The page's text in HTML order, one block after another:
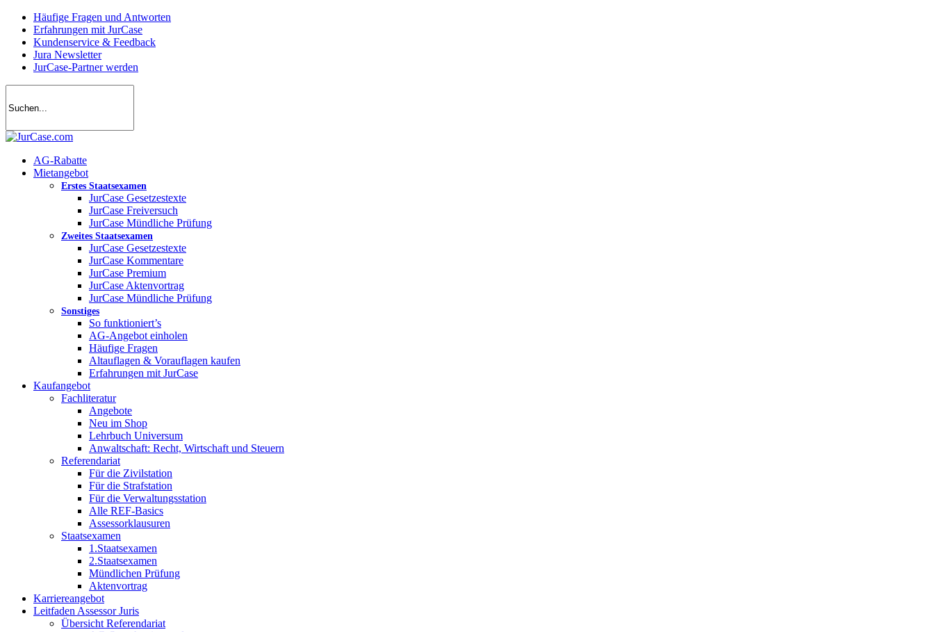
Skip
main
content
Häufige Fragen und Antworten
Erfahrungen mit JurCase
Kundenservice & Feedback
Jura Newsletter
JurCase-Partner werden
search
account
Menu
AG-Rabatte
Mietangebot
Erstes Staatsexamen
JurCase Gesetzestexte
JurCase Freiversuch
JurCase Mündliche Prüfung
Zweites Staatsexamen
JurCase Gesetzestexte
JurCase Kommentare
JurCase Premium
JurCase Aktenvortrag
JurCase Mündliche Prüfung
Sonstiges
So funktioniert’s
AG-Angebot einholen
Häufige Fragen
Altauflagen & Vorauflagen kaufen
Erfahrungen mit JurCase
Kaufangebot
Fachliteratur
Angebote
Neu im Shop
Lehrbuch Universum
Anwaltschaft: Recht, Wirtschaft und Steuern
Referendariat
Für die Zivilstation
Für die Strafstation
Für die Verwaltungsstation
Alle REF-Basics
Assessorklausuren
Staatsexamen
1.Staatsexamen
2.Staatsexamen
Mündlichen Prüfung
Aktenvortrag
Karriereangebot
Leitfaden Assessor Juris
Übersicht Referendariat